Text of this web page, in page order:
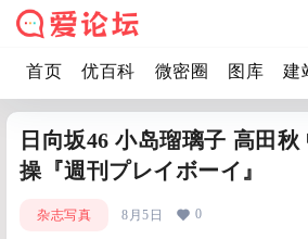
首页 优百科 微密圈 图库 建
日向坂46 小岛瑠璃子 高田秋
操『週刊プレイボーイ』
杂志写真 8月5日 0